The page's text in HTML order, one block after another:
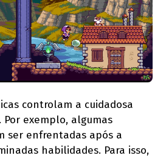
controlam a cuidadosa
Por exemplo, algumas
ser enfrentadas após a
habilidades. Para isso,